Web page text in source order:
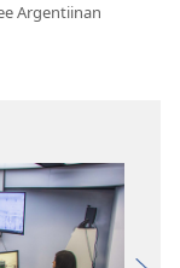
Argentiinan